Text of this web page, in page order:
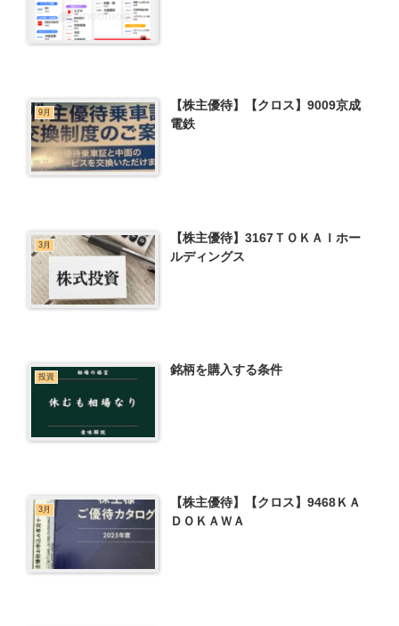
9月
【株主優待】【クロス】9009京成
電鉄
3月
【株主優待】3167ＴＯＫＡＩホー
ルディングス
投資 銘柄を購入する条件
3月
【株主優待】【クロス】9468ＫＡ
ＤＯＫＡＷＡ